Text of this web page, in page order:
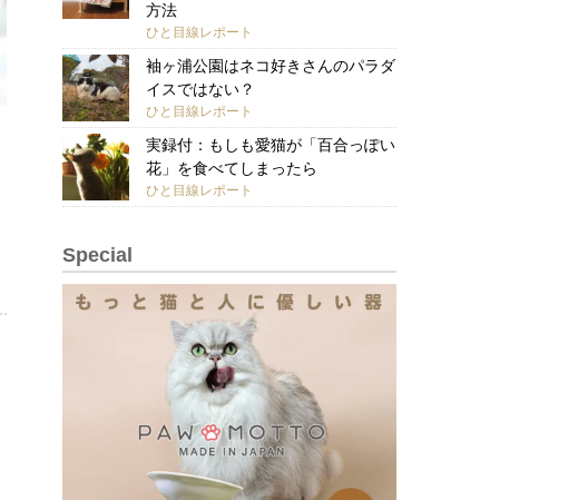
方法
ひと目線レポート
袖ヶ浦公園はネコ好きさんのパラダ
イスではない？
ひと目線レポート
実録付：もしも愛猫が「百合っぽい
花」を食べてしまったら
ひと目線レポート
Special